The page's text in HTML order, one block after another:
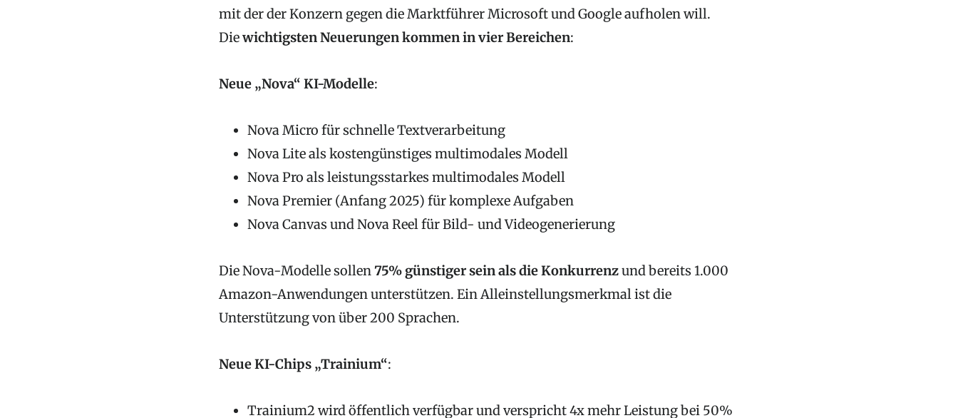
mit der der Konzern gegen die Marktführer Microsoft und Google aufholen will.
Diewichtigsten Neuerungen kommen in vier Bereichen:
Neue „Nova“ KI-Modelle:
Nova Micro für schnelle Textverarbeitung
Nova Lite als kostengünstiges multimodales Modell
Nova Pro als leistungsstarkes multimodales Modell
Nova Premier (Anfang 2025) für komplexe Aufgaben
Nova Canvas und Nova Reel für Bild- und Videogenerierung
Die Nova-Modelle sollen75% günstiger sein als die Konkurrenzund bereits 1.000
Amazon-Anwendungen unterstützen. Ein Alleinstellungsmerkmal ist die
Unterstützung von über 200 Sprachen.
Neue KI-Chips „Trainium“:
Trainium2 wird öffentlich verfügbar und verspricht 4x mehr Leistung bei 50%